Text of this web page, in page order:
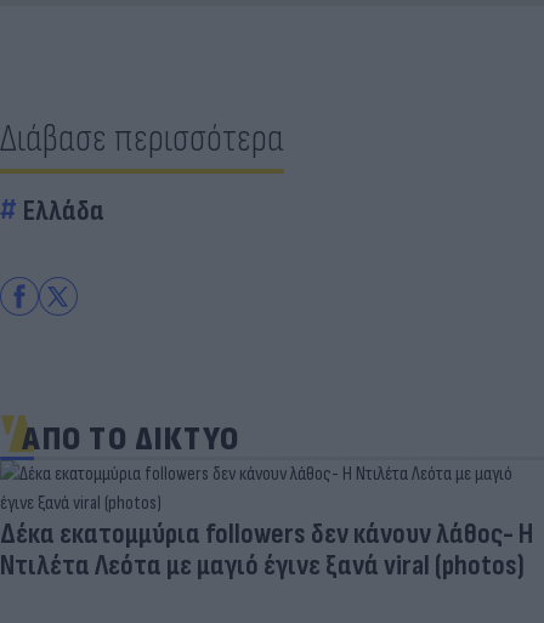
Διάβασε περισσότερα
Ελλάδα
ΑΠΟ ΤΟ ΔΙΚΤΥΟ
Δέκα εκατομμύρια followers δεν κάνουν λάθος- Η
Ντιλέτα Λεότα με μαγιό έγινε ξανά viral (photos)